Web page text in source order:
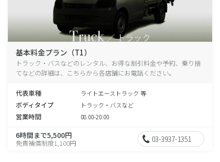
基本料金プラン（T1）
トラック・バスなどのレンタル、お得な割引料金や予約、乗り捨
てなどの詳細は、こちらから各店舗にお電話ください。
代表車種 ライトエーストラック 等
ボディタイプ トラック・バスなど
営業時間 08:00-20:00
6時間まで5,500円
免責補償制度1,100円 03-3937-1351